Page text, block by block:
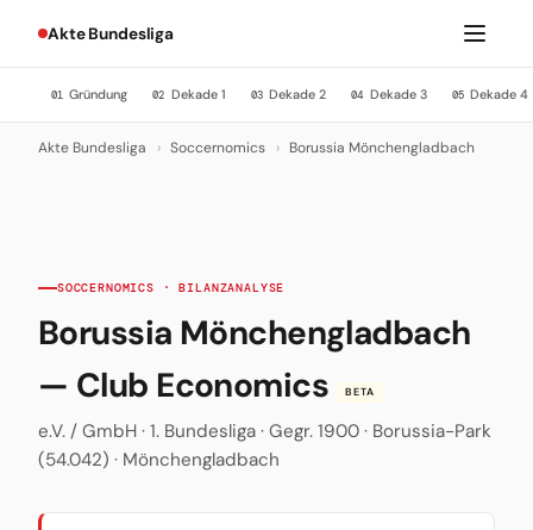
Akte Bundesliga
01 Gründung 02 Dekade 1 03 Dekade 2 04 Dekade 3 05 Dekade 4
Akte Bundesliga › Soccernomics › Borussia Mönchengladbach
SOCCERNOMICS · BILANZANALYSE
Borussia Mönchengladbach
— Club Economics
BETA
e.V. / GmbH · 1. Bundesliga · Gegr. 1900 · Borussia-Park
(54.042) · Mönchengladbach